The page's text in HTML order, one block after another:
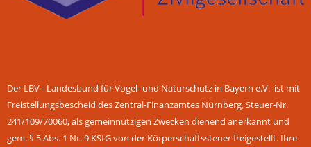
Der LBV - Landesbund für Vogel- und Naturschutz in Bayern e.V. ist mit
Freistellungsbescheid des Zentral-Finanzamtes Nürnberg, Steuer-Nr.
241/109/70060, als gemeinnützigen Zwecken dienend anerkannt und
gem. § 5 Abs. 1 Nr. 9 KStG von der Körperschaftssteuer freigestellt. Ihre